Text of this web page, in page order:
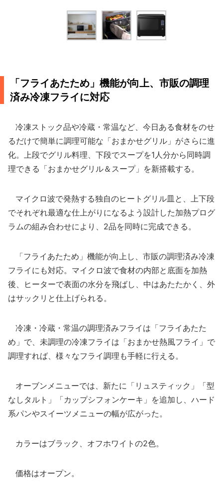
「フライあたため」機能が向上、市販の調理
済み冷凍フライに対応
冷凍ストック品や冷蔵・常温など、今日ある食材をのせ
るだけで簡単に調理可能な「おまかせグリル」がさらに進
化。上段でグリル料理、下段でスープを1人分から同時調
理できる「おまかせグリル＆スープ」を新搭載する。
マイクロ波で発熱する独自のヒートグリル皿と、上下段
でそれぞれ最適な仕上がりになるよう設計した加熱プログ
ラムの組み合わせにより、2品を同時に完成できる。
「フライあたため」機能が向上し、市販の調理済み冷凍
フライにも対応。マイクロ波で食材の内部と底面を加熱
後、ヒーターで表面の水分を飛ばし、中はあたたかく、外
はサックリと仕上げられる。
冷凍・冷蔵・常温の調理済みフライは「フライあたた
め」で、未調理の冷凍フライは「おまかせ熱風フライ」で
調理すれば、様々なフライ調理も手軽に行える。
オーブンメニューでは、新たに「リュスティック」「型
なしタルト」「カップシフォンケーキ」を追加し、ハード
系パンやスイーツメニューの幅が広がった。
カラーはブラック、オフホワイトの2色。
価格はオープン。